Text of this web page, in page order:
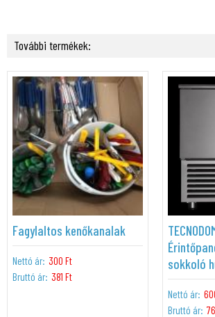
További termékek:
Fagylaltos kenőkanalak
Nettó ár: 300 Ft
Bruttó ár: 381 Ft
sokkoló
Nettó ár:
Bruttó ár: